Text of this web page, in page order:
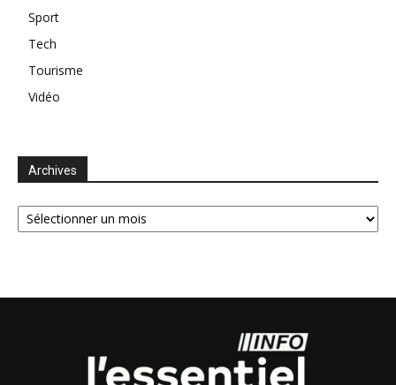
Sport
Tech
Tourisme
Vidéo
Archives
Archives